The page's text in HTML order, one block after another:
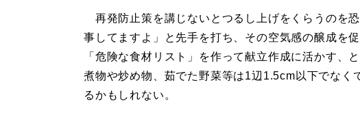
再発防止策を講じないとつるし上げをくらうのを
事してますよ」と先手を打ち、その空気感の醸成を
「危険な食材リスト」を作って献立作成に活かす、
煮物や炒め物、茹でた野菜等は1辺1.5cm以下でなく
るかもしれない。